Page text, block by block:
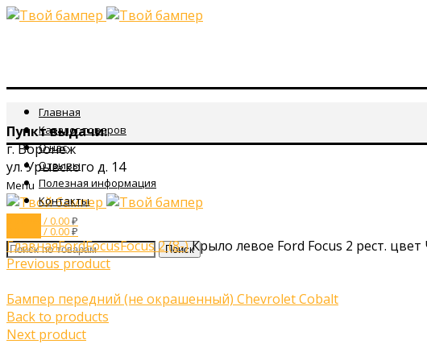
Пункт выдачи:
г. Воронеж
ул. Урывского д. 14
Menu
/0.00₽
Главная
Каталог товаров
О нас
Отзывы
Полезная информация
Контакты
/0.00₽
Поиск
Click to enlarge
ГлавнаяFordFocusFocus 2 (8-)Крыло левое Ford Focus 2 рест.
Previous product
Бампер передний (не окрашенный) Chevrolet Cobalt
Back to products
Next product